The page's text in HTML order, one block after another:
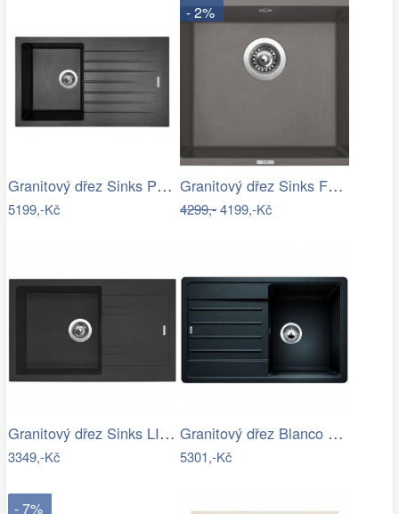
Granitový dřez Sinks PERFECTO 860…
5199,-Kč
- 2%
Granitový dřez Sinks FRAME 457 Truffle
4299,-4199,-Kč
Granitový dřez Sinks LINEA 780 N…
3349,-Kč
Granitový dřez Blanco LEGRA 45 S…
5301,-Kč
- 7%